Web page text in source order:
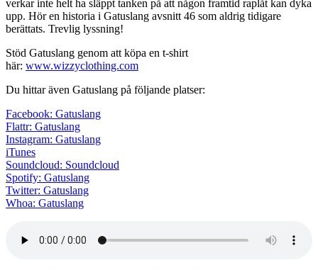
verkar inte helt ha släppt tanken på att någon framtid raplåt kan dyka
upp. Hör en historia i Gatuslang avsnitt 46 som aldrig tidigare
berättats. Trevlig lyssning!
Stöd Gatuslang genom att köpa en t-shirt
här: www.wizzyclothing.com
Du hittar även Gatuslang på följande platser:
Facebook: Gatuslang
Flattr: Gatuslang
Instagram: Gatuslang
iTunes
Soundcloud: Soundcloud
Spotify: Gatuslang
Twitter: Gatuslang
Whoa: Gatuslang